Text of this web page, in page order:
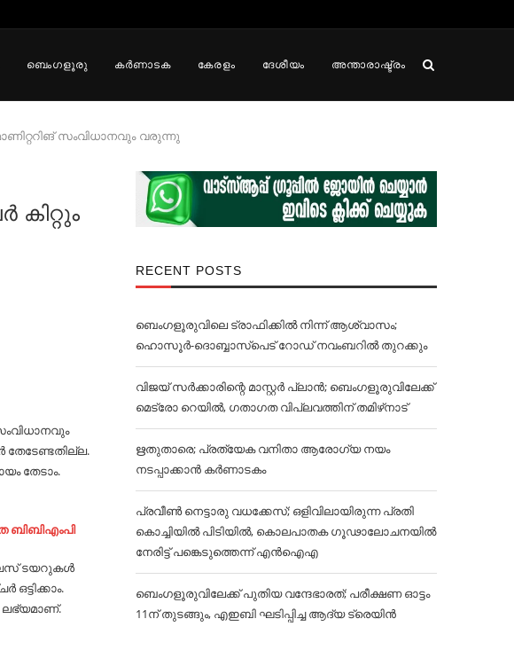
ബെംഗളൂരു കർണാടക കേരളം ദേശീയം അന്താരാഷ്ട്രം
സംവിധാനവും വരുന്നു
കിറ്റും
തേടേണ്ടതില്ല.
തേടാം.
ബിബിഎംപി
ടയറുകള്‍
ലഭ്യമാണ്.
RECENT POSTS
ബെംഗളൂരുവിലെ ട്രാഫിക്കില്‍ നിന്ന് ആശ്വാസം;
ഹൊസൂര്‍-ദൊബ്ബാസ്പെട് റോഡ് നവംബറില്‍ തുറക്കും
വിജയ് സര്‍ക്കാരിന്റെ മാസ്റ്റര്‍ പ്ലാന്‍; ബെംഗളൂരുവിലേക്ക്
മെട്രോ റെയില്‍, ഗതാഗത വിപ്ലവത്തിന് തമിഴ്‌നാട്
ഋതുതാരെ; പ്രത്യേക വനിതാ ആരോഗ്യ നയം
നടപ്പാക്കാൻ കര്‍ണാടകം
പ്രവീൺ നെട്ടാരു വധക്കേസ്; ഒളിവിലായിരുന്ന പ്രതി
കൊച്ചിയിൽ പിടിയിൽ, കൊലപാതക ഗൂഢാലോചനയിൽ
നേരിട്ട് പങ്കെടുത്തെന്ന് എൻഐഎ
ബെംഗളൂരുവിലേക്ക് പുതിയ വന്ദേഭാരത്; പരീക്ഷണ ഓട്ടം
11ന് തുടങ്ങും, എഇബി ഘടിപ്പിച്ച ആദ്യ ട്രെയിന്‍